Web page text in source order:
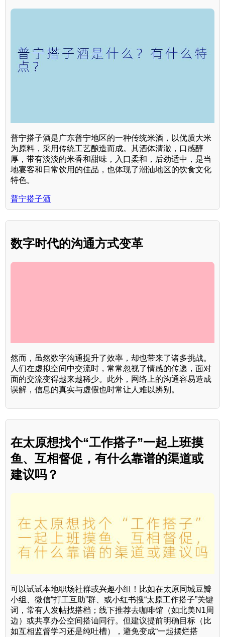
普宁搭子酒是广东普宁地区的一种传统米酒，以优质大米
为原料，采用传统工艺酿造而成。其酒体清澈，口感醇
厚，带有淡淡的米香和甜味，入口柔和，后劲适中，是当
地宴客和日常饮用的佳品，也体现了潮汕地区的饮食文化
特色。
普宁搭子酒
数字时代的沟通方式变革
然而，虽然数字沟通提升了效率，却也带来了诸多挑战。
人们在虚拟空间中交流时，常常忽视了情感的传递，面对
面的交流变得越来越稀少。此外，网络上的沟通容易造成
误解，信息的真实与虚假也时常让人难以辨别。
在太原想找个“工作搭子”一起上班摸
鱼、互相督促，有什么靠谱的渠道或
建议吗？
可以试试本地职场社群或兴趣小组！比如在太原同城豆瓣
小组、微信“打工互助”群、或小红书搜“太原工作搭子”关键
词，常有人发帖找搭档；线下推荐去咖啡馆（如北美N1周
边）或共享办公空间搭讪同行。但建议提前明确目标（比
如互相监督学习还是纯吐槽），避免变成“一起摆烂搭